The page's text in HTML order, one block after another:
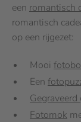
een romantisch
romantisch
op een rijgezet:
Mooi
Een
Gegraveerd
Fotomok